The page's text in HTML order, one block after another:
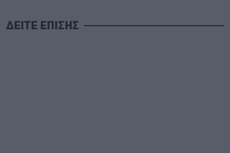
ΔΕΙΤΕ ΕΠΙΣΗΣ